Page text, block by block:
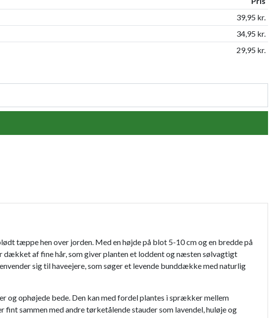
39,95 kr.
34,95 kr.
29,95 kr.
tæppe hen over jorden. Med en højde på blot 5-10 cm og en bredde på
dækket af fine hår, som giver planten et loddent og næsten sølvagtigt
sig til haveejere, som søger et levende bunddække med naturlig
og ophøjede bede. Den kan med fordel plantes i sprækker mellem
sammen med andre tørketålende stauder som lavendel, huløje og